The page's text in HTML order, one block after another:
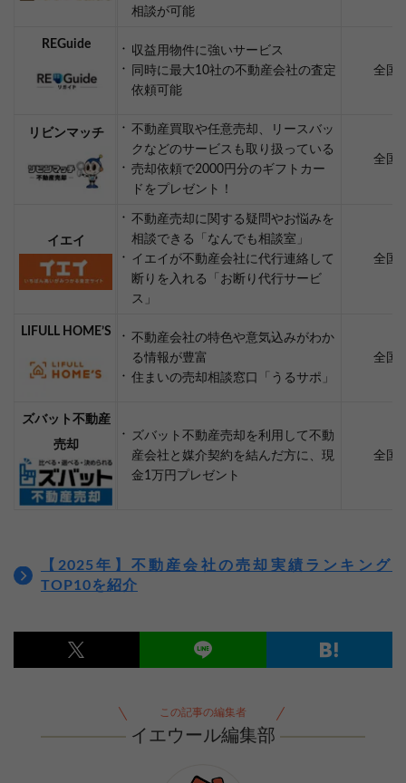
相談が可能
REGuide
収益用物件に強いサービス
同時に最大10社の不動産会社の査定
依頼可能
全国
リビンマッチ
不動産買取や任意売却、リースバッ
クなどのサービスも取り扱っている
売却依頼で2000円分のギフトカー
ドをプレゼント！
全国
イエイ
不動産売却に関する疑問やお悩みを
相談できる「なんでも相談室」
イエイが不動産会社に代行連絡して
断りを入れる「お断り代行サービ
ス」
全国
LIFULL HOME’S
不動産会社の特色や意気込みがわか
る情報が豊富
住まいの売却相談窓口「うるサポ」
全国
ズバット不動産
売却
ズバット不動産売却を利用して不動
産会社と媒介契約を結んだ方に、現
金1万円プレゼント
全国
【2025年】不動産会社の売却実績ランキング
TOP10を紹介
この記事の編集者
イエウール編集部